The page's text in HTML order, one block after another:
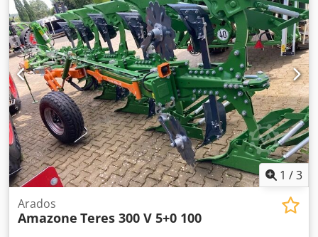
1 /3
Arados
Amazone Teres 300 V 5+0 100